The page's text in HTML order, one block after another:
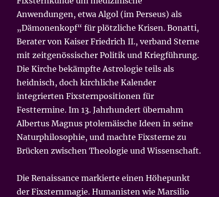
Anwendungen, etwa Algol (im Perseus) als
„Dämonenkopf“ für plötzliche Krisen. Bonatti,
Berater von Kaiser Friedrich II., verband Sterne
mit zeitgenössischer Politik und Kriegführung.
Die Kirche bekämpfte Astrologie teils als
heidnisch, doch kirchliche Kalender
integrierten Fixsternpositionen für
Festtermine. Im 13. Jahrhundert übernahm
Albertus Magnus ptolemäische Ideen in seine
Naturphilosophie, und machte Fixsterne zu
Brücken zwischen Theologie und Wissenschaft.
Die Renaissance markierte einen Höhepunkt
der Fixsternmagie. Humanisten wie Marsilio